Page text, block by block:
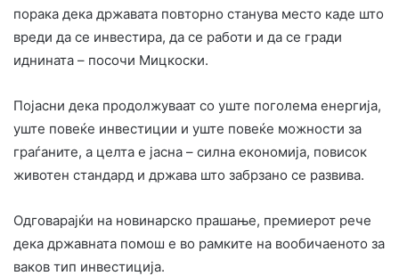
порака дека државата повторно станува место каде што
вреди да се инвестира, да се работи и да се гради
иднината – посочи Мицкоски.
Појасни дека продолжуваат со уште поголема енергија,
уште повеќе инвестиции и уште повеќе можности за
граѓаните, а целта е јасна – силна економија, повисок
животен стандард и држава што забрзано се развива.
Одговарајќи на новинарско прашање, премиерот рече
дека државната помош е во рамките на вообичаеното за
ваков тип инвестиција.